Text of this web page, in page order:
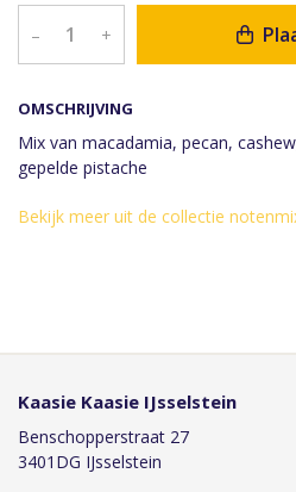
OMSCHRIJVING
Mix van macadamia, pecan,
gepelde pistache
– +
Bekijk meer uit de collectie
Kaasie Kaasie IJsselstein
Benschopperstraat 27
3401DG IJsselstein